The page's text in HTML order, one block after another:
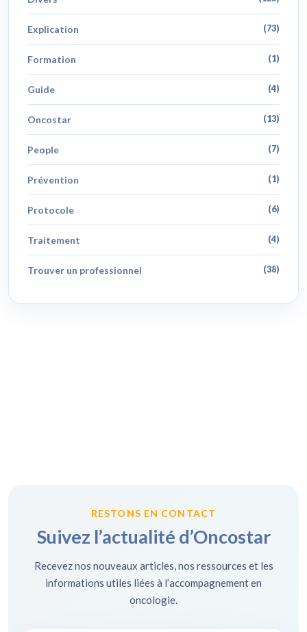
Explication (73)
Formation (1)
Guide (4)
Oncostar (13)
People (7)
Prévention (1)
Protocole (6)
Traitement (4)
Trouver un professionnel (38)
RESTONS EN CONTACT
Suivez l’actualité d’Oncostar
Recevez nos nouveaux articles, nos ressources et les
informations utiles liées à l’accompagnement en
oncologie.